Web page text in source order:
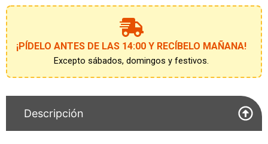
a
la
lista
de
espera
¡PÍDELO ANTES DE LAS 14:00 Y RECÍBELO MAÑANA!
Excepto sábados, domingos y festivos.
Descripción